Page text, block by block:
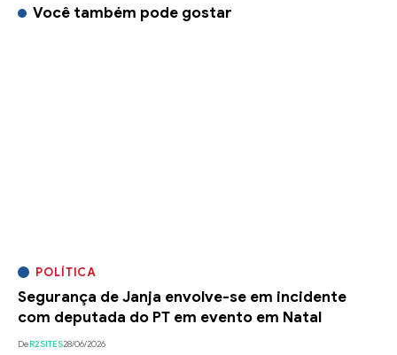
Você também pode gostar
POLÍTICA
Segurança de Janja envolve-se em incidente
com deputada do PT em evento em Natal
DeR2SITES28/06/2026